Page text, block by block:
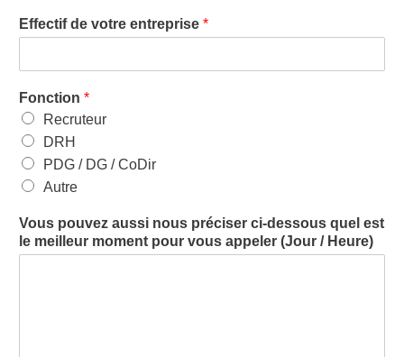
Effectif de votre entreprise *
Fonction *
Recruteur
DRH
PDG / DG / CoDir
Autre
Vous pouvez aussi nous préciser ci-dessous quel est
le meilleur moment pour vous appeler (Jour / Heure)